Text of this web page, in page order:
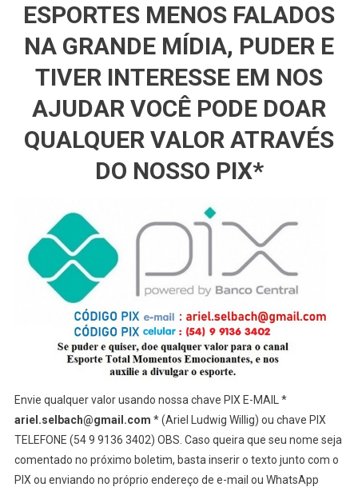
ESPORTES MENOS FALADOS
NA GRANDE MÍDIA, PUDER E
TIVER INTERESSE EM NOS
AJUDAR VOCÊ PODE DOAR
QUALQUER VALOR ATRAVÉS
DO NOSSO PIX*
Envie qualquer valor usando nossa chave PIX E-MAIL *
ariel.selbach@gmail.com * (Ariel Ludwig Willig) ou chave PIX
TELEFONE (54 9 9136 3402) OBS. Caso queira que seu nome seja
comentado no próximo boletim, basta inserir o texto junto com o
PIX ou enviando no próprio endereço de e-mail ou WhatsApp